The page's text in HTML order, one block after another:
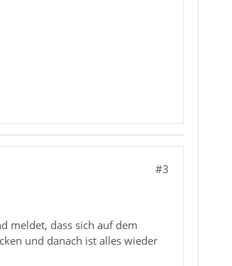
#3
meldet, dass sich auf dem
und danach ist alles wieder